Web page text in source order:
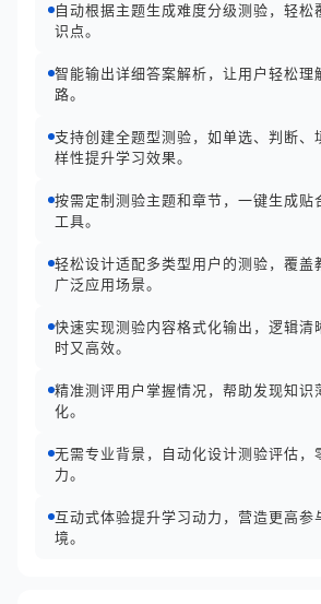
自动根据主题生成难度分级测验，轻松
识点。
智能输出详细答案解析，让用户轻松理
路。
支持创建全题型测验，如单选、判断、
样性提升学习效果。
按需定制测验主题和章节，一键生成贴
工具。
轻松设计适配多类型用户的测验，覆盖
广泛应用场景。
快速实现测验内容格式化输出，逻辑清
时又高效。
精准测评用户掌握情况，帮助发现知识
化。
无需专业背景，自动化设计测验评估，
力。
互动式体验提升学习动力，营造更高参
境。